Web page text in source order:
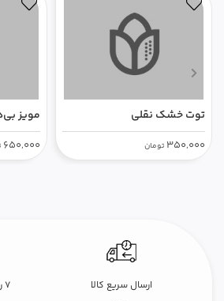
توت خشک نقلی
350,000 تومان
مویز
650,000
ارسال سریع کالا ۷ روز بازگشت کالا